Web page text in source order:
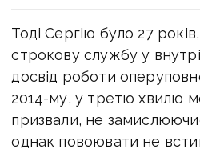
Тоді Сергію було 27
строкову службу у
досвід роботи
2014-му, у третю хвилю
призвали, не
однак повоювати не